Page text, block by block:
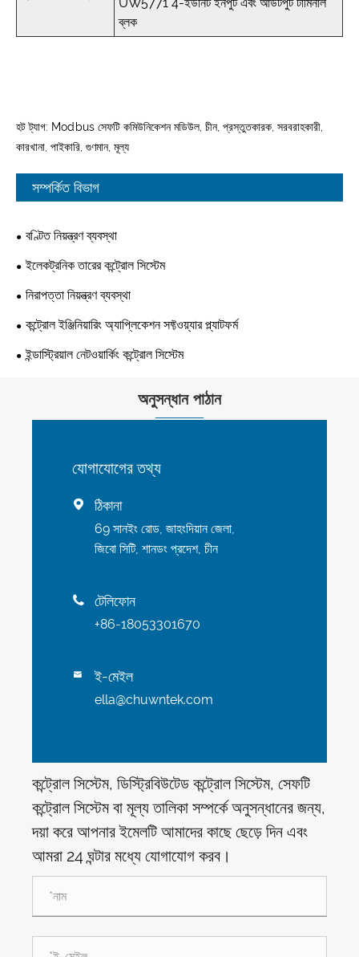
ব্লক
হট ট্যাগ: Modbus সেফটি কমিউনিকেশন মডিউল, চীন, প্রস্তুতকারক, সরবরাহকারী,
কারখানা, পাইকারি, গুণমান, মূল্য
সম্পর্কিত বিভাগ
বণ্টিত নিয়ন্ত্রণ ব্যবস্থা
ইলেকট্রনিক তারের কন্ট্রোল সিস্টেম
নিরাপত্তা নিয়ন্ত্রণ ব্যবস্থা
কন্ট্রোল ইঞ্জিনিয়ারিং অ্যাপ্লিকেশন সফ্টওয়্যার প্ল্যাটফর্ম
ইন্ডাস্ট্রিয়াল নেটওয়ার্কিং কন্ট্রোল সিস্টেম
অনুসন্ধান পাঠান
যোগাযোগের তথ্য
 ঠিকানা
69 সানইং রোড, জাহংদিয়ান জেলা,
জিবো সিটি, শানডং প্রদেশ, চীন
 টেলিফোন
+86-18053301670
 ই-মেইল
ella@chuwntek.com
কন্ট্রোল সিস্টেম, ডিস্ট্রিবিউটেড কন্ট্রোল সিস্টেম, সেফটি
কন্ট্রোল সিস্টেম বা মূল্য তালিকা সম্পর্কে অনুসন্ধানের জন্য,
দয়া করে আপনার ইমেলটি আমাদের কাছে ছেড়ে দিন এবং
আমরা 24 ঘন্টার মধ্যে যোগাযোগ করব।